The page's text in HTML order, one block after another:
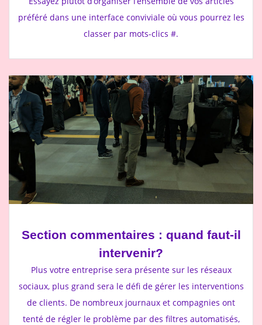
préféré dans une interface conviviale où vous pourrez les
classer par mots-clics #.
Section commentaires : quand faut-il
intervenir?
Plus votre entreprise sera présente sur les réseaux
sociaux, plus grand sera le défi de gérer les interventions
de clients. De nombreux journaux et compagnies ont
tenté de régler le problème par des filtres automatisés,